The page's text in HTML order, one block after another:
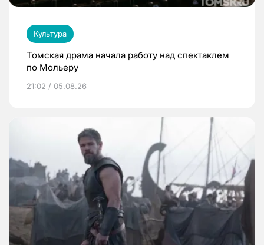
Культура
Томская драма начала работу над спектаклем
по Мольеру
21:02 / 05.08.26